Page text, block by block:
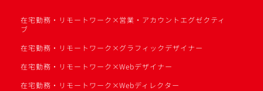
在宅勤務・リモートワーク×営業・アカウントエグゼクティ
ブ
在宅勤務・リモートワーク×グラフィックデザイナー
在宅勤務・リモートワーク×Webデザイナー
在宅勤務・リモートワーク×Webディレクター